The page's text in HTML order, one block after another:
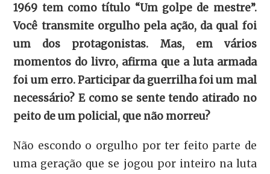
1969 tem como título “Um golpe de mestre”.
Você transmite orgulho pela ação, da qual foi
um dos protagonistas. Mas, em vários
momentos do livro, afirma que a luta armada
foi um erro. Participar da guerrilha foi um mal
necessário? E como se sente tendo atirado no
peito de um policial, que não morreu?
Não escondo o orgulho por ter feito parte de
uma geração que se jogou por inteiro na luta